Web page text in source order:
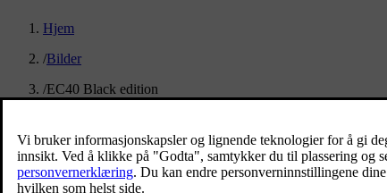
Hjem
/Bilder
/EC40 Black edition